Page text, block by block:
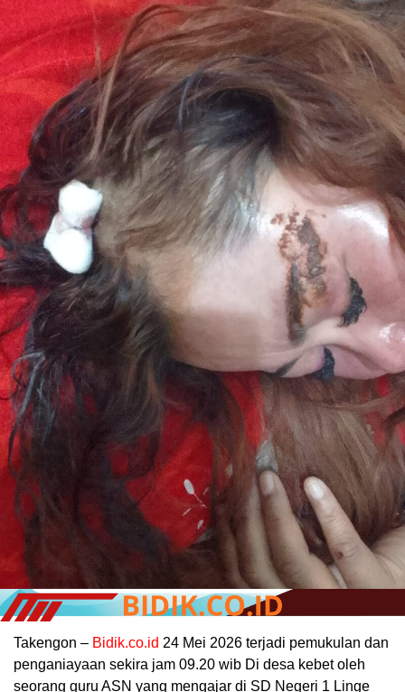
Takengon – Bidik.co.id 24 Mei 2026 terjadi pemukulan dan
penganiayaan sekira jam 09.20 wib Di desa kebet oleh
seorang guru ASN yang mengajar di SD Negeri 1 Linge